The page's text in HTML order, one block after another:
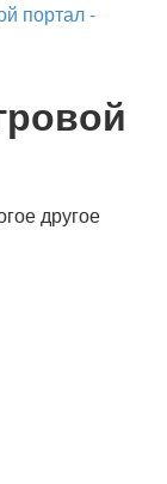
портал -
другое